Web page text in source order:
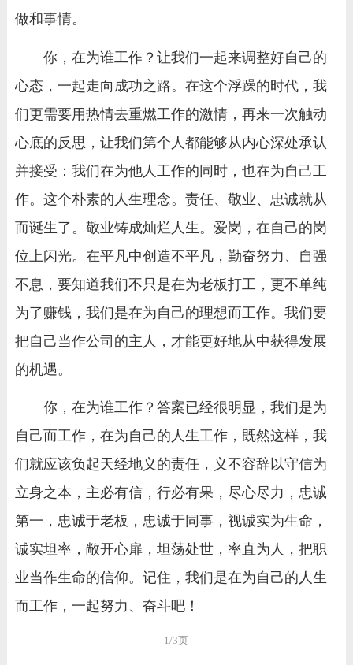
做和事情。
你，在为谁工作？让我们一起来调整好自己的
心态，一起走向成功之路。在这个浮躁的时代，我
们更需要用热情去重燃工作的激情，再来一次触动
心底的反思，让我们第个人都能够从内心深处承认
并接受：我们在为他人工作的同时，也在为自己工
作。这个朴素的人生理念。责任、敬业、忠诚就从
而诞生了。敬业铸成灿烂人生。爱岗，在自己的岗
位上闪光。在平凡中创造不平凡，勤奋努力、自强
不息，要知道我们不只是在为老板打工，更不单纯
为了赚钱，我们是在为自己的理想而工作。我们要
把自己当作公司的主人，才能更好地从中获得发展
的机遇。
你，在为谁工作？答案已经很明显，我们是为
自己而工作，在为自己的人生工作，既然这样，我
们就应该负起天经地义的责任，义不容辞以守信为
立身之本，主必有信，行必有果，尽心尽力，忠诚
第一，忠诚于老板，忠诚于同事，视诚实为生命，
诚实坦率，敞开心扉，坦荡处世，率直为人，把职
业当作生命的信仰。记住，我们是在为自己的人生
而工作，一起努力、奋斗吧！
1/3页